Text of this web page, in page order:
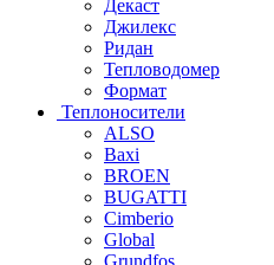
Декаст
Джилекс
Ридан
Тепловодомер
Формат
Теплоносители
ALSO
Baxi
BROEN
BUGATTI
Cimberio
Global
Grundfos